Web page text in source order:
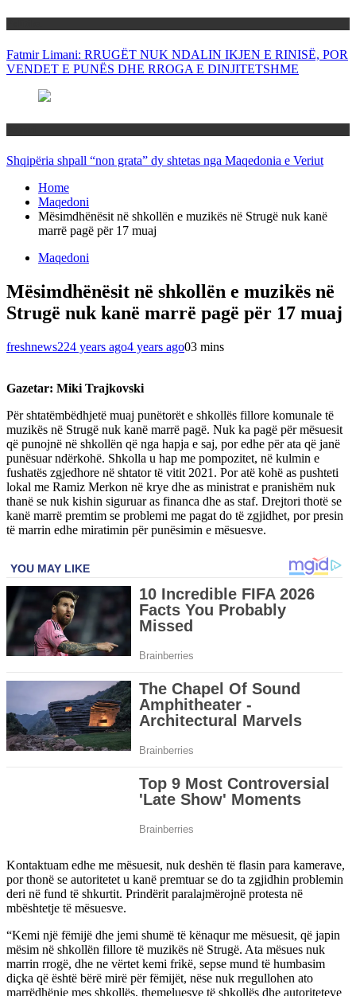
Fatmir Limani: RRUGËT NUK NDALIN IKJEN E RINISË, POR
VENDET E PUNËS DHE RROGA E DINJITETSHME
Shqipëria shpall “non grata” dy shtetas nga Maqedonia e Veriut
Home
Maqedoni
Mësimdhënësit në shkollën e muzikës në Strugë nuk kanë
marrë pagë për 17 muaj
Maqedoni
Mësimdhënësit në shkollën e muzikës në
Strugë nuk kanë marrë pagë për 17 muaj
freshnews224 years ago4 years ago03 mins
Gazetar: Miki Trajkovski
Për shtatëmbëdhjetë muaj punëtorët e shkollës fillore komunale të
muzikës në Strugë nuk kanë marrë pagë. Nuk ka pagë për mësuesit
që punojnë në shkollën që nga hapja e saj, por edhe për ata që janë
punësuar ndërkohë. Shkolla u hap me pompozitet, në kulmin e
fushatës zgjedhore në shtator të vitit 2021. Por atë kohë as pushteti
lokal me Ramiz Merkon në krye dhe as ministrat e pranishëm nuk
thanë se nuk kishin siguruar as financa dhe as staf. Drejtori thotë se
kanë marrë premtim se problemi me pagat do të zgjidhet, por presin
të marrin edhe miratimin për punësimin e mësuesve.
Kontaktuam edhe me mësuesit, nuk deshën të flasin para kamerave,
por thonë se autoritetet u kanë premtuar se do ta zgjidhin problemin
deri në fund të shkurtit. Prindërit paralajmërojnë protesta në
mbështetje të mësuesve.
“Kemi një fëmijë dhe jemi shumë të kënaqur me mësuesit, që japin
mësim në shkollën fillore të muzikës në Strugë. Ata mësues nuk
marrin rrogë, dhe ne vërtet kemi frikë, sepse mund të humbasim
diçka që është bërë mirë për fëmijët, nëse nuk rregullohen ato
marrëdhënie mes shkollës, themeluesve të shkollës dhe autoriteteve